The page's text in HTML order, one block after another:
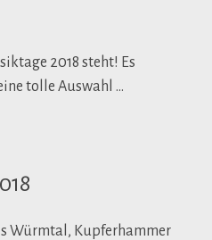
2018 steht! Es
tolle Auswahl …
Würmtal, Kupferhammer